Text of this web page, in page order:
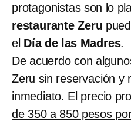
protagonistas son lo
restaurante Zeru
el Día de las Madres.
De acuerdo con
Zeru sin reservación y
inmediato. El precio
de 350 a 850 pesos